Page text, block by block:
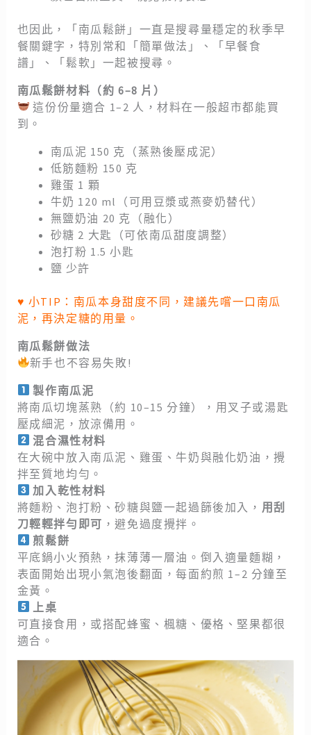
也因此，「南瓜鬆餅」一直是搜尋量穩定的秋季早
餐關鍵字，特別常和「簡單做法」、「早餐食
譜」、「鬆軟」一起被搜尋。
南瓜鬆餅材料（約 6–8 片）
這份份量適合 1–2 人，材料在一般超市都能買
到。
南瓜泥 150 克（蒸熟後壓成泥）
低筋麵粉 150 克
雞蛋 1 顆
牛奶 120 ml（可用豆漿或燕麥奶替代）
無鹽奶油 20 克（融化）
砂糖 2 大匙（可依南瓜甜度調整）
泡打粉 1.5 小匙
鹽 少許
♥ 小TIP：南瓜本身甜度不同，建議先嚐一口南瓜
泥，再決定糖的用量。
南瓜鬆餅做法
新手也不容易失敗!
製作南瓜泥
將南瓜切塊蒸熟（約 10–15 分鐘），用叉子或湯匙
壓成細泥，放涼備用。
混合濕性材料
在大碗中放入南瓜泥、雞蛋、牛奶與融化奶油，攪
拌至質地均勻。
加入乾性材料
將麵粉、泡打粉、砂糖與鹽一起過篩後加入， 用刮
刀輕輕拌勻即可 ，避免過度攪拌。
煎鬆餅
平底鍋小火預熱，抹薄薄一層油。倒入適量麵糊，
表面開始出現小氣泡後翻面，每面約煎 1–2 分鐘至
金黃。
上桌
可直接食用，或搭配蜂蜜、楓糖、優格、堅果都很
適合。